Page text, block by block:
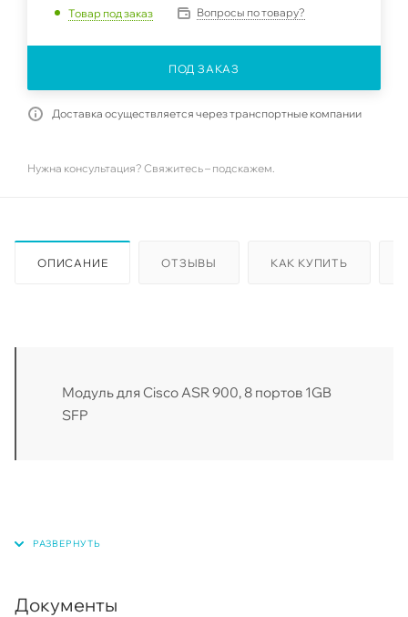
Товар под заказ Вопросы по товару?
ПОД ЗАКАЗ
Доставка осуществляется через транспортные компании
Нужна консультация? Свяжитесь – подскажем.
ОПИСАНИЕ ОТЗЫВЫ КАК КУПИТЬ
Модуль для Cisco ASR 900, 8 портов 1GB
SFP
Документы